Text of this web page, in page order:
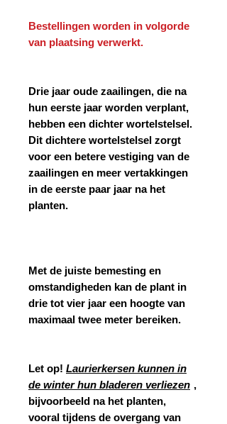
Bestellingen worden in volgorde
van plaatsing verwerkt.
Drie jaar oude zaailingen, die na
hun eerste jaar worden verplant,
hebben een dichter wortelstelsel.
Dit dichtere wortelstelsel zorgt
voor een betere vestiging van de
zaailingen en meer vertakkingen
in de eerste paar jaar na het
planten.
Met de juiste bemesting en
omstandigheden kan de plant in
drie tot vier jaar een hoogte van
maximaal twee meter bereiken.
Let op! Laurierkersen kunnen in
de winter hun bladeren verliezen ,
bijvoorbeeld na het planten,
vooral tijdens de overgang van